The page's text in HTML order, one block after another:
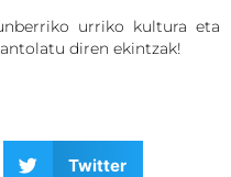
urriko kultura eta
diren ekintzak!
Twitter